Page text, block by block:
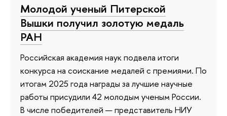
Молодой ученый Питерской
Вышки получил золотую медаль
РАН
Российская академия наук подвела итоги
конкурса на соискание медалей с премиями. По
итогам 2025 года награды за лучшие научные
работы присудили 42 молодым ученым России.
В числе победителей — представитель НИУ